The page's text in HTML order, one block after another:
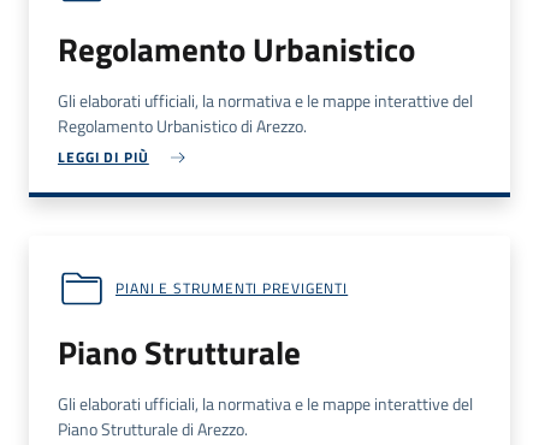
Regolamento Urbanistico
Gli elaborati ufficiali, la normativa e le mappe interattive del
Regolamento Urbanistico di Arezzo.
LEGGI DI PIÙ
PIANI E STRUMENTI PREVIGENTI
Piano Strutturale
Gli elaborati ufficiali, la normativa e le mappe interattive del
Piano Strutturale di Arezzo.